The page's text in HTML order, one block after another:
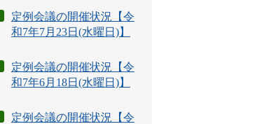
定例会議の開催状況【令
和7年7月23日(水曜日)】
定例会議の開催状況【令
和7年6月18日(水曜日)】
定例会議の開催状況【令